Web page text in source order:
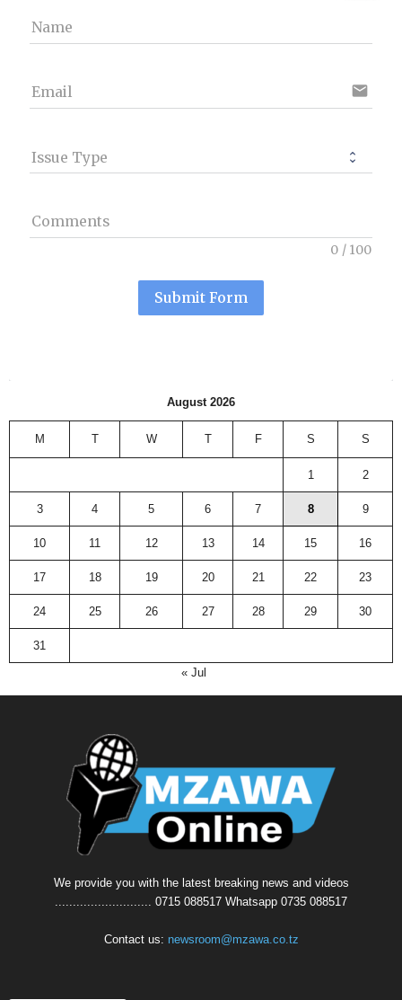
Name
Email email
Issue Type
Comments
0 / 100
Submit Form
August 2026
M T W T F S S
1 2
3 4 5 6 7 8 9
10 11 12 13 14 15 16
17 18 19 20 21 22 23
24 25 26 27 28 29 30
31
« Jul
We provide you with the latest breaking news and videos
........................... 0715 088517 Whatsapp 0735 088517
Contact us: newsroom@mzawa.co.tz